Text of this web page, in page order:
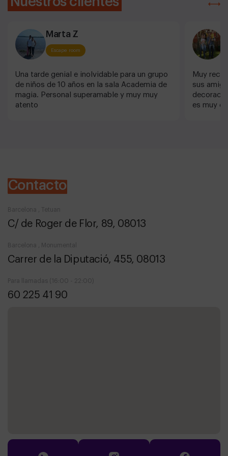
Marta Z
Escape room
Una tarde genial e inolvidable para un grupo
de niños de 10 años en la sala Academia de
magia. Personal superamable y muy muy
atento
Muy
sus
es muy
Contacto
Barcelona , Tetuan
C/ de Roger de Flor, 89, 08013
Barcelona , Monumental
Carrer de la Diputació, 455, 08013
Para llamadas (16:00 - 22:00)
60 225 41 90